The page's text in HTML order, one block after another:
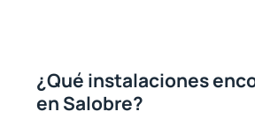
¿Qué instalaciones
en Salobre?